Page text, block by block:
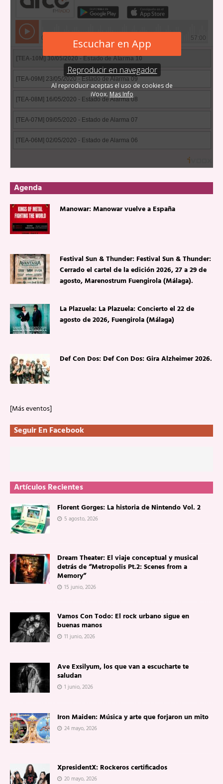
Agenda
Manowar: Manowar vuelve a España
Festival Sun & Thunder: Festival Sun & Thunder:
Cerrado el cartel de la edición 2026, 27 a 29 de
agosto, Marenostrum Fuengirola (Málaga).
La Plazuela: La Plazuela: Concierto el 22 de
agosto de 2026, Fuengirola (Málaga)
Def Con Dos: Def Con Dos: Gira Alzheimer 2026.
[Más eventos]
Seguir En Facebook
Artículos Recientes
Florent Gorges: La historia de Nintendo Vol. 2
5 agosto, 2026
Dream Theater: El viaje conceptual y musical
detrás de “Metropolis Pt.2: Scenes from a
Memory”
15 junio, 2026
Vamos Con Todo: El rock urbano sigue en
buenas manos
11 junio, 2026
Ave Exsilyum, los que van a escucharte te
saludan
1 junio, 2026
Iron Maiden: Música y arte que forjaron un mito
24 mayo, 2026
XpresidentX: Rockeros certificados
20 mayo, 2026